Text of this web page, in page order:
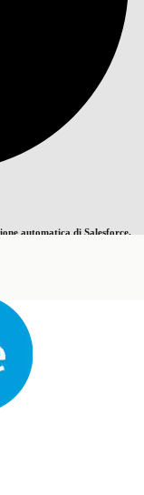
automatica di Salesforce.